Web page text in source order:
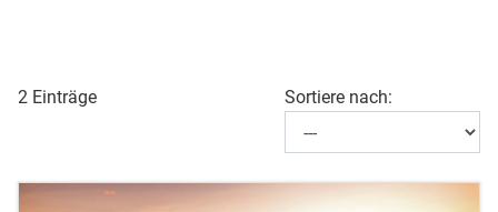
2 Einträge Sortiere nach: